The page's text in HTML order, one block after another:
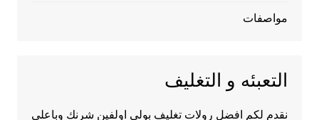
مواصفات
التعبئه و التغليف
نقدم لكم افضل رولات تغليف بولي اولفين شرنك وباعلى